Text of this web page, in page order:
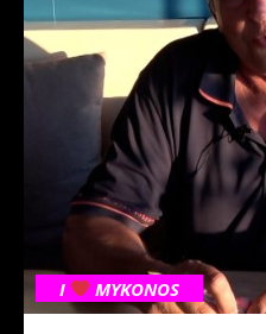
I MYKONOS